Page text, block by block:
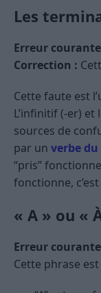
Les
Erreur
Correction :
Cette faute est
L’infinitif (-er)
sources de
par un verbe
“pris”
fonctionne, c’est
« A » ou «
Erreur
Cette phrase